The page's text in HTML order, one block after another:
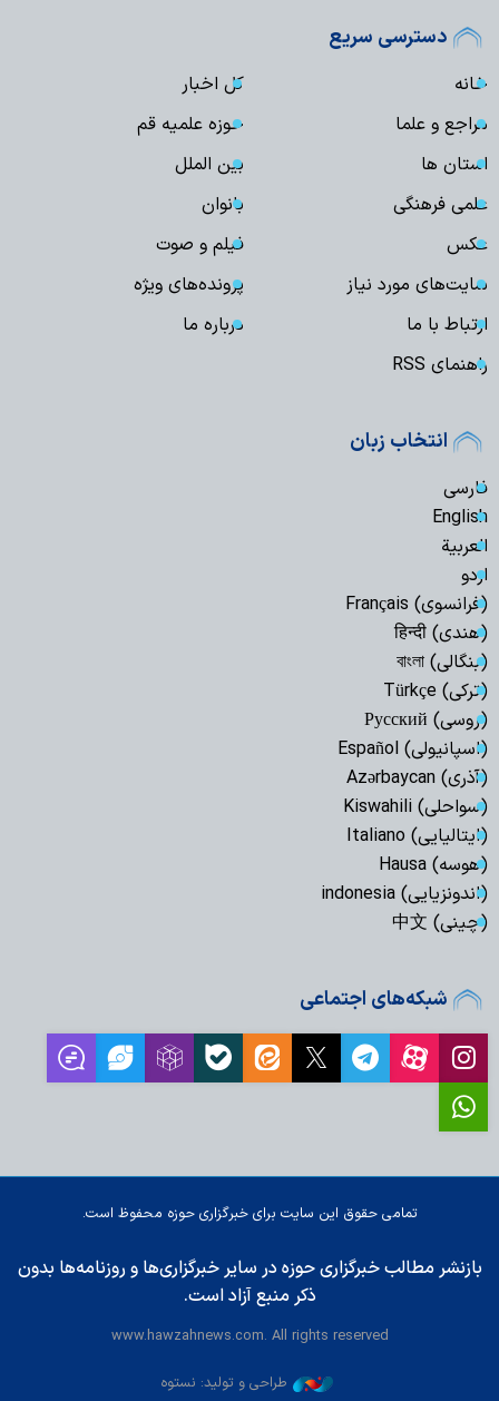
دسترسی سریع
خانه
کل اخبار
مراجع و علما
حوزه علمیه قم
استان ها
بین الملل
علمی فرهنگی
بانوان
عکس
فیلم و صوت
سایت‌های مورد نیاز
پرونده‌های ویژه
ارتباط با ما
درباره ما
راهنمای RSS
انتخاب زبان
فارسی
English
العربیة
اردو
(فرانسوی) Français
(هندی) हिन्दी
(بنگالی) বাংলা
(ترکی) Türkçe
(روسی) Русский
(اسپانیولی) Español
(آذری) Azərbaycan
(سواحلی) Kiswahili
(ایتالیایی) Italiano
(هوسه) Hausa
(اندونزیایی) indonesia
(چینی) 中文
شبکه‌های اجتماعی
تمامی حقوق این سایت برای خبرگزاری حوزه محفوظ است.
بازنشر مطالب خبرگزاری حوزه در سایر خبرگزاری‌ها و روزنامه‌ها بدون
ذکر منبع آزاد است.
www.hawzahnews.com. All rights reserved
طراحی و تولید: نستوه